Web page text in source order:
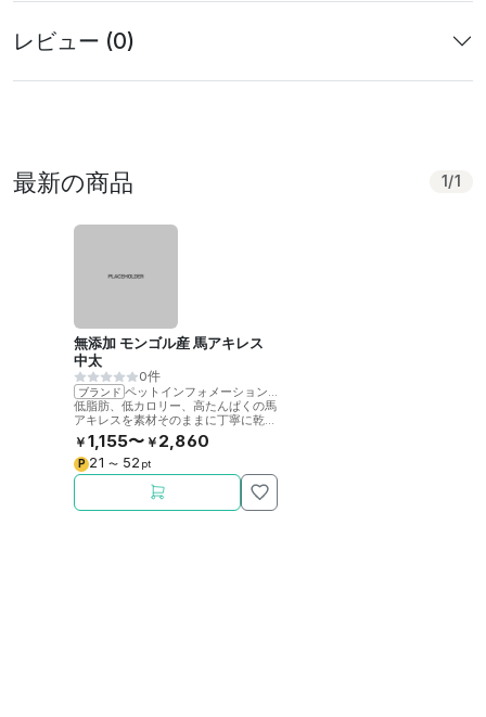
レビュー (0)
最新の商品 1 /1
無添加 モンゴル産 馬アキレス
中太
0件
ブランド
低脂肪、低カロリー、高たんぱくの馬
アキレスを素材そのままに丁寧に乾燥
させました。噛むことで歯の健康をサ
ポート。
￥ 1,155〜 ￥ 2,860
P 21 〜 52 pt